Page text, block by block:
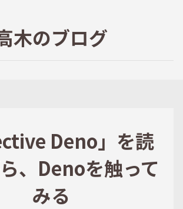
木のブログ
Deno」を読
、Denoを触って
みる